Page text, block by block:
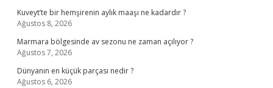
Kuveyt’te bir hemşirenin aylık maaşı ne kadardır ?
Ağustos 8, 2026
Marmara bölgesinde av sezonu ne zaman açılıyor ?
Ağustos 7, 2026
Dünyanın en küçük parçası nedir ?
Ağustos 6, 2026